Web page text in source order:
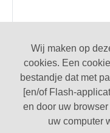
Wij maken op
cookies. Een
bestandje dat met
[en/of Flash-
en door uw
uw computer
Toon